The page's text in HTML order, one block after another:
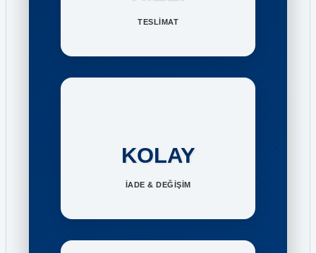
TESLİMAT
KOLAY
İADE & DEĞİŞİM